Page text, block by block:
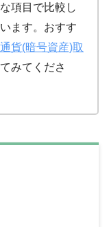
項目で比較し
ます。おすす
貨(暗号資産)取
みてくださ